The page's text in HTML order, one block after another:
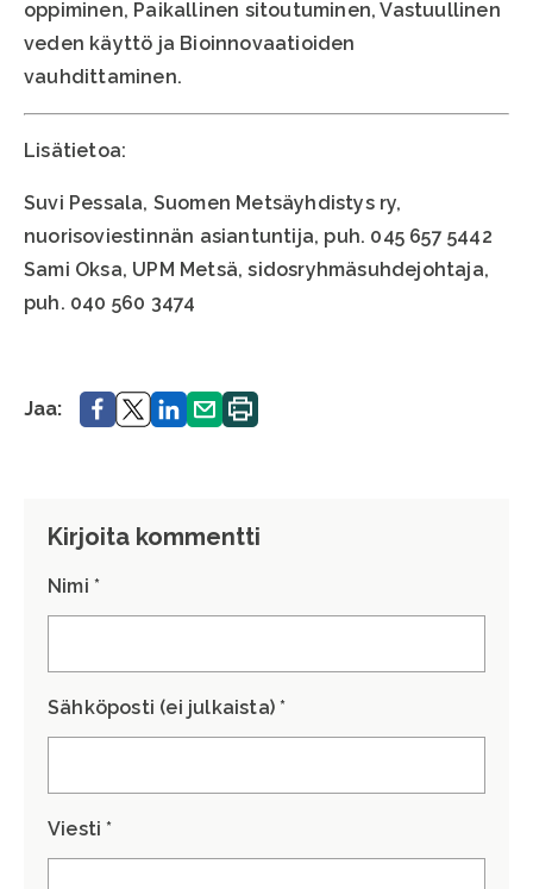
oppiminen, Paikallinen sitoutuminen, Vastuullinen
veden käyttö ja Bioinnovaatioiden
vauhdittaminen.
Lisätietoa:
Suvi Pessala, Suomen Metsäyhdistys ry,
nuorisoviestinnän asiantuntija, puh. 045 657 5442
Sami Oksa, UPM Metsä, sidosryhmäsuhdejohtaja,
puh. 040 560 3474
Jaa: Jaa. Jaa.Jaa. Jaa. Tulosta
sivu.
Kirjoita kommentti
Nimi *
Sähköposti (ei julkaista) *
Viesti *